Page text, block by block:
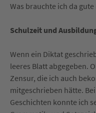
Was brauchte ich da gute
Schulzeit und
Wenn ein Diktat
leeres Blatt abgegeben.
Zensur, die ich auch
mitgeschrieben hätte.
Geschichten konnte ich